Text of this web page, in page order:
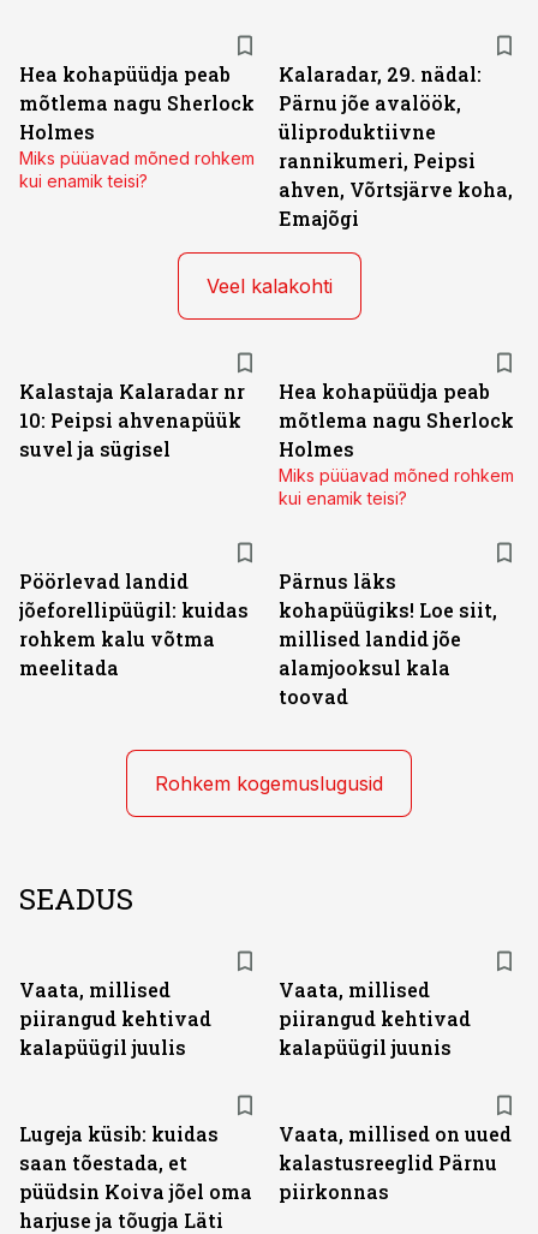
Hea kohapüüdja peab
mõtlema nagu Sherlock
Holmes
Miks püüavad mõned rohkem
kui enamik teisi?
Kalaradar, 29. nädal:
Pärnu jõe avalöök,
üliproduktiivne
rannikumeri, Peipsi
ahven, Võrtsjärve koha,
Emajõgi
Veel kalakohti
Kalastaja Kalaradar nr
10: Peipsi ahvenapüük
suvel ja sügisel
Hea kohapüüdja peab
mõtlema nagu Sherlock
Holmes
Miks püüavad mõned rohkem
kui enamik teisi?
Pöörlevad landid
jõeforellipüügil: kuidas
rohkem kalu võtma
meelitada
Pärnus läks
kohapüügiks! Loe siit,
millised landid jõe
alamjooksul kala
toovad
Rohkem kogemuslugusid
SEADUS
Vaata, millised
piirangud kehtivad
kalapüügil juulis
Vaata, millised
piirangud kehtivad
kalapüügil juunis
Lugeja küsib: kuidas
saan tõestada, et
püüdsin Koiva jõel oma
harjuse ja tõugja Läti
Vaata, millised on uued
kalastusreeglid Pärnu
piirkonnas